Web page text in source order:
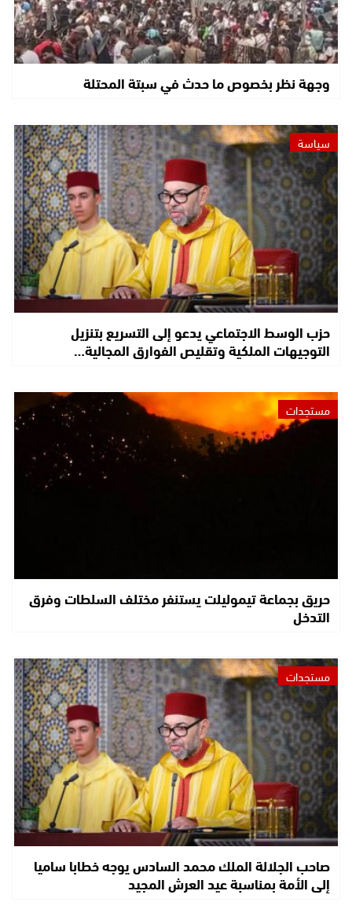
وجهة نظر بخصوص ما حدث في سبتة المحتلة
سياسة
حزب الوسط الاجتماعي يدعو إلى التسريع بتنزيل
التوجيهات الملكية وتقليص الفوارق المجالية…
مستجدات
حريق بجماعة تيموليلت يستنفر مختلف السلطات وفرق
التدخل
مستجدات
صاحب الجلالة الملك محمد السادس يوجه خطابا ساميا
إلى الأمة بمناسبة عيد العرش المجيد